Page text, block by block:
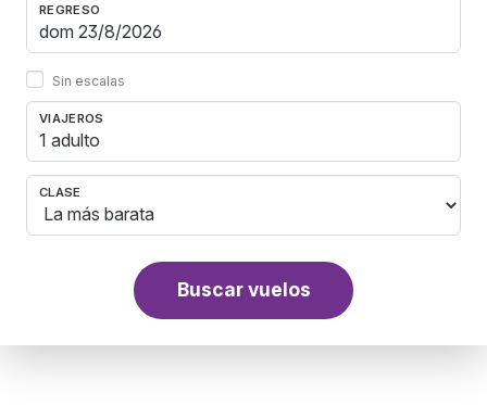
REGRESO
Sin escalas
VIAJEROS
1 adulto
CLASE
Buscar vuelos